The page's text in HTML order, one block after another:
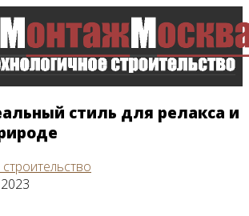
стиль для релакса и